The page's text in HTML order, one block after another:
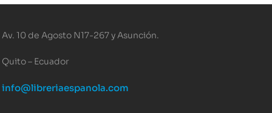
Av. 10 de Agosto N17-267 y Asunción.
Quito – Ecuador
info@libreriaespanola.com